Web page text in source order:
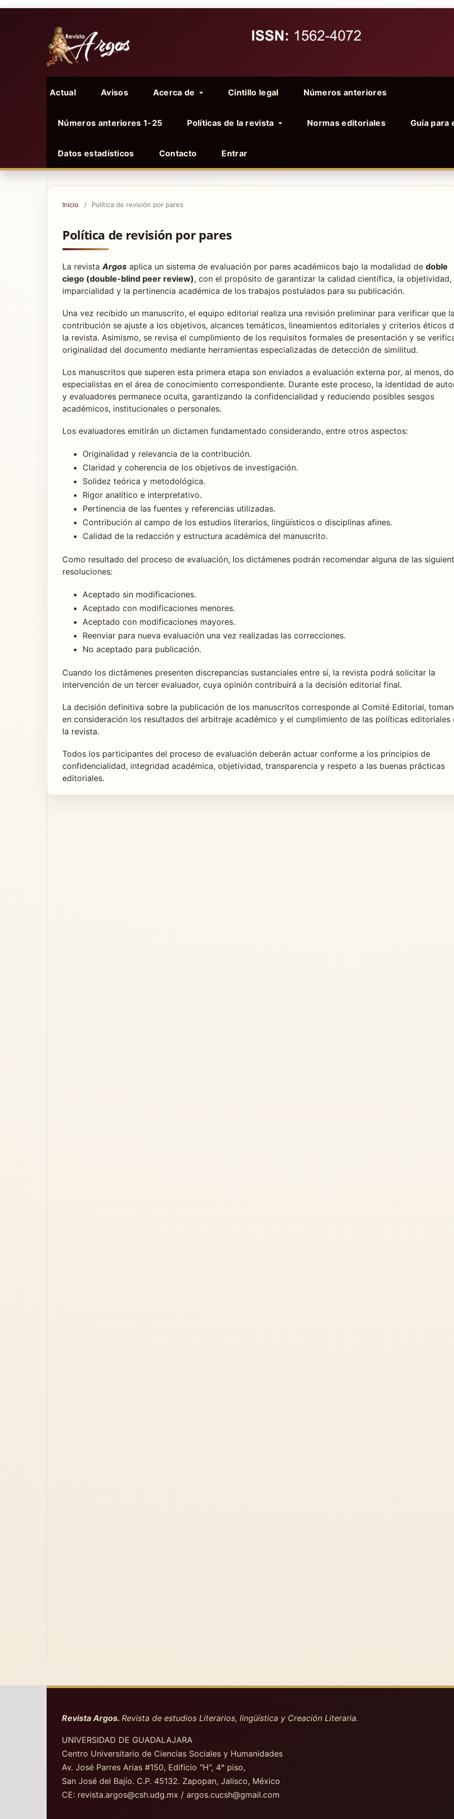
Actual Avisos Acerca de Cintillo legal Números anteriores
Números anteriores 1-25 Políticas de la revista Normas editoriales Guía para
Datos estadísticos Contacto Entrar
Inicio / Política de revisión por pares
Política de revisión por pares
La revista Argos aplica un sistema de evaluación por pares académicos bajo la modalidad de doble
ciego (double-blind peer review), con el propósito de garantizar la calidad científica, la objetividad,
imparcialidad y la pertinencia académica de los trabajos postulados para su publicación.
Una vez recibido un manuscrito, el equipo editorial realiza una revisión preliminar para verificar que la
contribución se ajuste a los objetivos, alcances temáticos, lineamientos editoriales y criterios éticos
la revista. Asimismo, se revisa el cumplimiento de los requisitos formales de presentación y se
originalidad del documento mediante herramientas especializadas de detección de similitud.
Los manuscritos que superen esta primera etapa son enviados a evaluación externa por, al menos,
especialistas en el área de conocimiento correspondiente. Durante este proceso, la identidad de
y evaluadores permanece oculta, garantizando la confidencialidad y reduciendo posibles sesgos
académicos, institucionales o personales.
Los evaluadores emitirán un dictamen fundamentado considerando, entre otros aspectos:
Originalidad y relevancia de la contribución.
Claridad y coherencia de los objetivos de investigación.
Solidez teórica y metodológica.
Rigor analítico e interpretativo.
Pertinencia de las fuentes y referencias utilizadas.
Contribución al campo de los estudios literarios, lingüísticos o disciplinas afines.
Calidad de la redacción y estructura académica del manuscrito.
Como resultado del proceso de evaluación, los dictámenes podrán recomendar alguna de las
resoluciones:
Aceptado sin modificaciones.
Aceptado con modificaciones menores.
Aceptado con modificaciones mayores.
Reenviar para nueva evaluación una vez realizadas las correcciones.
No aceptado para publicación.
Cuando los dictámenes presenten discrepancias sustanciales entre sí, la revista podrá solicitar la
intervención de un tercer evaluador, cuya opinión contribuirá a la decisión editorial final.
La decisión definitiva sobre la publicación de los manuscritos corresponde al Comité Editorial,
en consideración los resultados del arbitraje académico y el cumplimiento de las políticas editoriales
la revista.
Todos los participantes del proceso de evaluación deberán actuar conforme a los principios de
confidencialidad, integridad académica, objetividad, transparencia y respeto a las buenas prácticas
editoriales.
Revista Argos. Revista de estudios Literarios, lingüística y Creación Literaria.
UNIVERSIDAD DE GUADALAJARA
Centro Universitario de Ciencias Sociales y Humanidades
Av. José Parres Arias #150, Edificio "H", 4° piso,
San José del Bajío. C.P. 45132. Zapopan, Jalisco, México
CE: revista.argos@csh.udg.mx / argos.cucsh@gmail.com